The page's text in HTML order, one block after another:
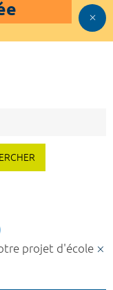
projet d'école